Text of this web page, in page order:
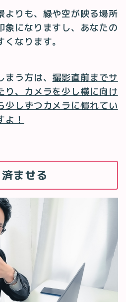
よりも、緑や空が映る場所
象になりますし、あなたの
なります。
う方は、 撮影直前までサ
り、カメラを少し横に向け
少しずつカメラに慣れてい
よ！
ませる